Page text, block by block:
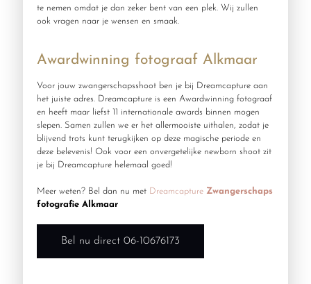
te nemen omdat je dan zeker bent van een plek. Wij zullen
ook vragen naar je wensen en smaak.
Awardwinning fotograaf Alkmaar
Voor jouw zwangerschapsshoot ben je bij Dreamcapture aan
het juiste adres. Dreamcapture is een Awardwinning fotograaf
en heeft maar liefst 11 internationale awards binnen mogen
slepen. Samen zullen we er het allermooiste uithalen, zodat je
blijvend trots kunt terugkijken op deze magische periode en
deze belevenis! Ook voor een onvergetelijke newborn shoot zit
je bij Dreamcapture helemaal goed!
Meer weten? Bel dan nu met Dreamcapture Zwangerschaps
fotografie Alkmaar
Bel nu direct 06-10676173